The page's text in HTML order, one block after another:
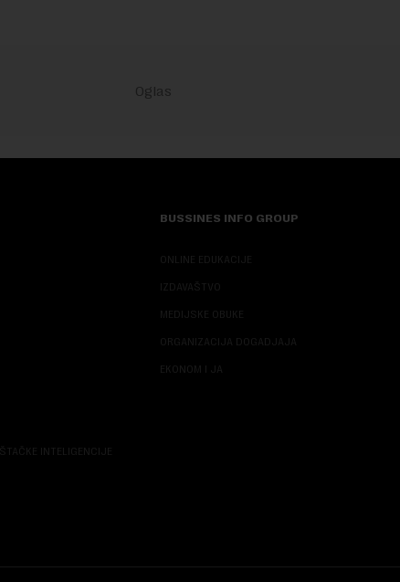
INTELIGENCIJE
BUSSINES INFO GROUP
ONLINE EDUKACIJE
IZDAVAŠTVO
MEDIJSKE OBUKE
ORGANIZACIJA DOGADJAJA
EKONOM I JA